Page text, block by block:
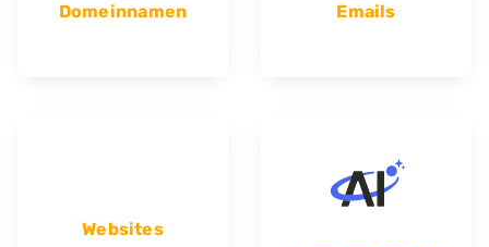
Domeinnamen Emails
Websites